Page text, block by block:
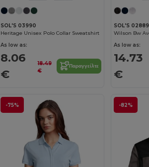
SOL'S 03990
Heritage Unisex Polo Collar Sweatshirt
As low as:
8.06
€
18.49
€
Παραγγείλτε
SOL'S 02889
As low as:
14.73
€
-75% -82%